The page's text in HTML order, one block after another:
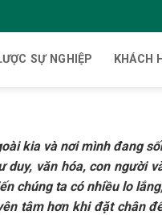
SỰ NGHIỆP KHÁCH
kia và nơi mình đang
văn hóa, con người
chúng ta có nhiều lo
tâm hơn khi đặt chân